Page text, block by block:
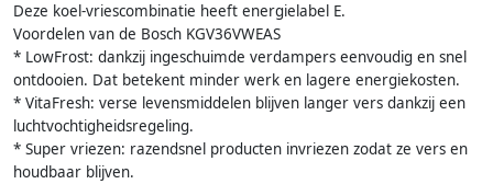
Deze koel-vriescombinatie heeft energielabel E.
Voordelen van de Bosch KGV36VWEAS
* LowFrost: dankzij ingeschuimde verdampers eenvoudig en snel
ontdooien. Dat betekent minder werk en lagere energiekosten.
* VitaFresh: verse levensmiddelen blijven langer vers dankzij een
luchtvochtigheidsregeling.
* Super vriezen: razendsnel producten invriezen zodat ze vers en
houdbaar blijven.